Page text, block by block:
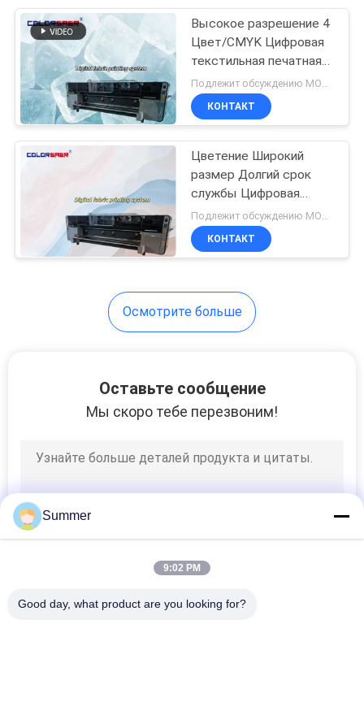
печатная машина
сублимации
178
Прокладчик ткани
192
Принтер головки
Epson
подогреватель
сублимации
основе
Высокое разрешение 4
Цвет/CMYK Цифровая
текстильная печатная
система CSR3200
Ткань Плотер с
пигментом &
чернилом
КОНТАКТ
Цветение Широкий
размер Долгий срок
службы Цифровая
текстильная печатная
система Высокая
производственная
КОНТАКТ
Осмотрите больше
Оставьте сообщение
Мы скоро тебе перезвоним!
Summer
9:02 PM
Good day, what product are you looking for?